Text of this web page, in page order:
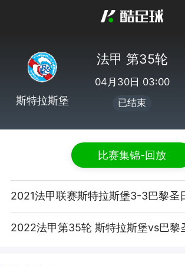
斯特拉斯堡
法甲 第35轮
04月30日 03:00
已结束
比赛集锦-回放